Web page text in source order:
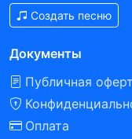
Создать песню
Документы
Публичная
Оплата